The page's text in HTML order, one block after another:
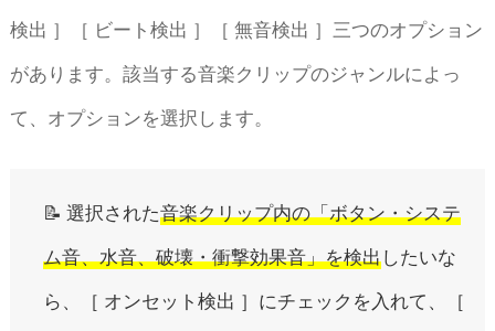
検出 ］［ ビート検出 ］［ 無音検出 ］三つのオプション
があります。該当する音楽クリップのジャンルによっ
て、オプションを選択します。
📝 選択された音楽クリップ内の「ボタン・システ
ム音、水音、破壊・衝撃効果音」を検出したいな
ら、［ オンセット検出 ］にチェックを入れて、［